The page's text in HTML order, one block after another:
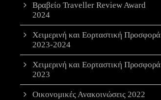
Βραβείο Traveller Review Award
2024
Χειμερινή και Εορταστική Προσφορά
2023-2024
Χειμερινή και Εορταστική Προσφορά
2023
Οικονομικές Ανακοινώσεις 2022